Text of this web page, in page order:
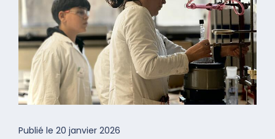
Publié le 20 janvier 2026